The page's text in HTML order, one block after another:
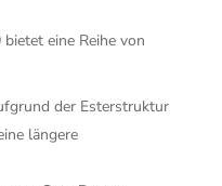
eine Reihe von
der Esterstruktur
längere